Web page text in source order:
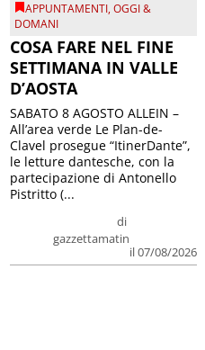
APPUNTAMENTI,OGGI &
DOMANI
COSA FARE NEL FINE
SETTIMANA IN VALLE
D’AOSTA
di
gazzettamatin
il 07/08/2026
SABATO 8 AGOSTO ALLEIN –
All’area verde Le Plan-de-
Clavel prosegue “ItinerDante”,
le letture dantesche, con la
partecipazione di Antonello
Pistritto (...